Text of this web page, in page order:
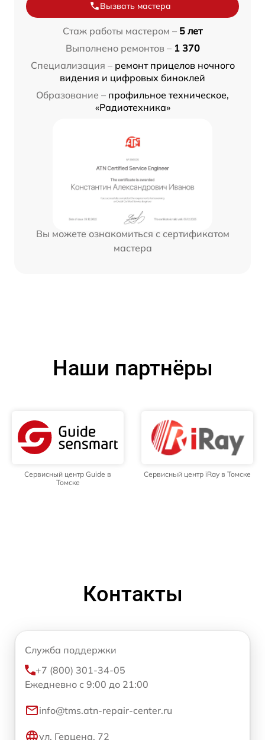
Вызвать мастера
Стаж работы мастером – 5 лет
Выполнено ремонтов – 1 370
Специализация – ремонт прицелов ночного
видения и цифровых биноклей
Образование – профильное техническое,
«Радиотехника»
Вы можете ознакомиться с сертификатом
мастера
Наши партнёры
Сервисный центр Guide в
Томске
Сервисный центр iRay в Томске
Контакты
Служба поддержки
+7 (800) 301-34-05
Ежедневно с 9:00 до 21:00
info@tms.atn-repair-center.ru
ул. Герцена, 72